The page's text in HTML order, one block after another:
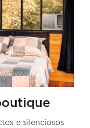
e silenciosos